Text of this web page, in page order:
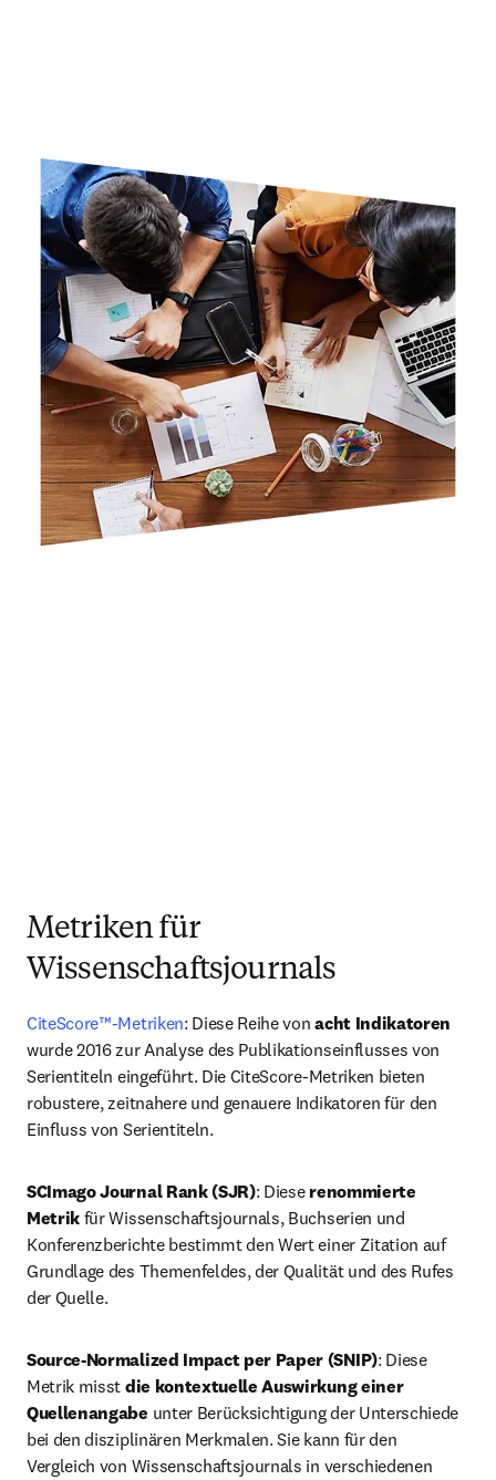
Metriken für
Wissenschaftsjournals
CiteScore™-Metriken: Diese Reihe von acht Indikatoren
wurde 2016 zur Analyse des Publikationseinflusses von
Serientiteln eingeführt. Die CiteScore-Metriken bieten
robustere, zeitnahere und genauere Indikatoren für den
Einfluss von Serientiteln.
SCImago Journal Rank (SJR): Diese renommierte
Metrik für Wissenschaftsjournals, Buchserien und
Konferenzberichte bestimmt den Wert einer Zitation auf
Grundlage des Themenfeldes, der Qualität und des Rufes
der Quelle.
Source-Normalized Impact per Paper (SNIP): Diese
Metrik misst die kontextuelle Auswirkung einer
Quellenangabe unter Berücksichtigung der Unterschiede
bei den disziplinären Merkmalen. Sie kann für den
Vergleich von Wissenschaftsjournals in verschiedenen